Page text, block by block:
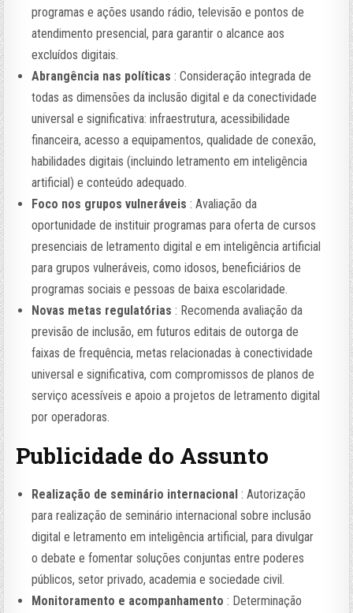
programas e ações usando rádio, televisão e pontos de
atendimento presencial, para garantir o alcance aos
excluídos digitais.
Abrangência nas políticas : Consideração integrada de
todas as dimensões da inclusão digital e da conectividade
universal e significativa: infraestrutura, acessibilidade
financeira, acesso a equipamentos, qualidade de conexão,
habilidades digitais (incluindo letramento em inteligência
artificial) e conteúdo adequado.
Foco nos grupos vulneráveis : Avaliação da
oportunidade de instituir programas para oferta de cursos
presenciais de letramento digital e em inteligência artificial
para grupos vulneráveis, como idosos, beneficiários de
programas sociais e pessoas de baixa escolaridade.
Novas metas regulatórias : Recomenda avaliação da
previsão de inclusão, em futuros editais de outorga de
faixas de frequência, metas relacionadas à conectividade
universal e significativa, com compromissos de planos de
serviço acessíveis e apoio a projetos de letramento digital
por operadoras.
Publicidade do Assunto
Realização de seminário internacional : Autorização
para realização de seminário internacional sobre inclusão
digital e letramento em inteligência artificial, para divulgar
o debate e fomentar soluções conjuntas entre poderes
públicos, setor privado, academia e sociedade civil.
Monitoramento e acompanhamento : Determinação